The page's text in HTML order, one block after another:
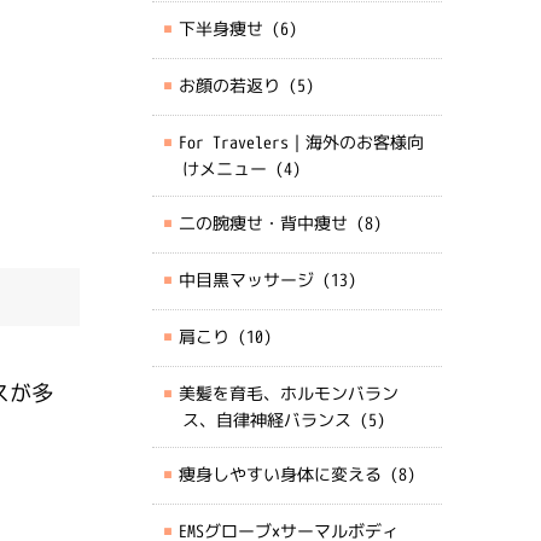
が多
下半身痩せ (6)
お顔の若返り (5)
For Travelers｜海外のお客様向
けメニュー (4)
二の腕痩せ・背中痩せ (8)
中目黒マッサージ (13)
肩こり (10)
美髪を育毛、ホルモンバラン
ス、自律神経バランス (5)
痩身しやすい身体に変える (8)
EMSグローブ×サーマルボディ